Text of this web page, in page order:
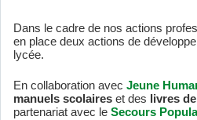
Dans le cadre de nos actions
en place deux actions de
lycée.
En collaboration avec Jeune
manuels scolaires et des livres
partenariat avec le Secours